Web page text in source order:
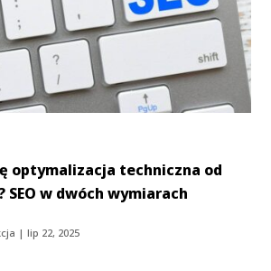
optymalizacja techniczna od
w dwóch wymiarach
|lip 22, 2025